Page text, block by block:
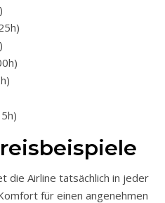
die Airline tatsächlich in jeder
für einen angenehmen